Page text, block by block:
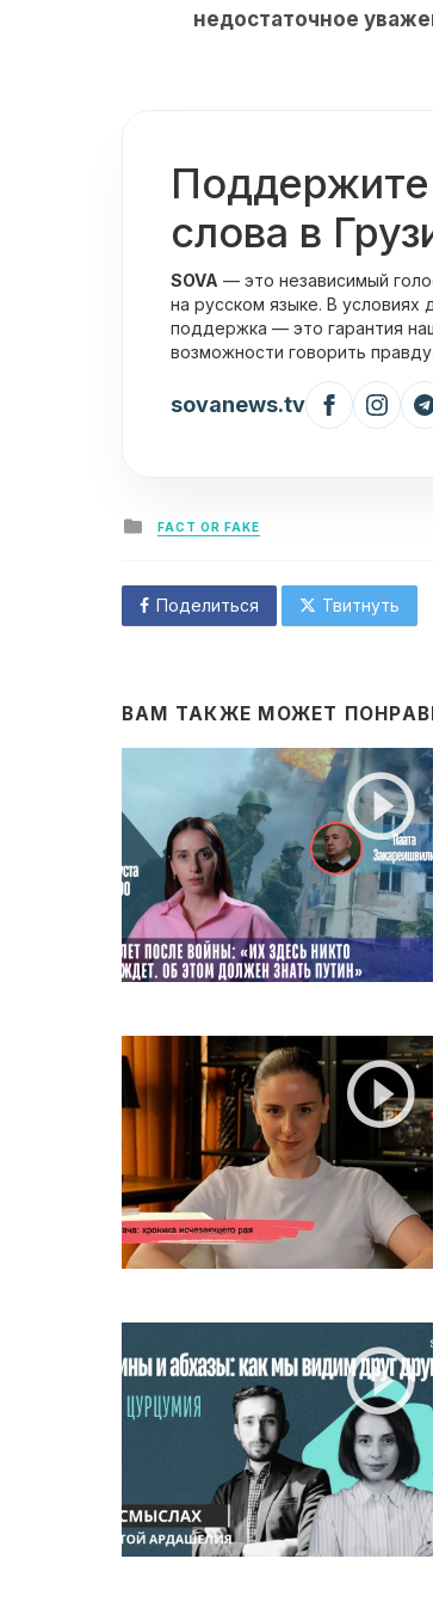
недостаточное
слова в
SOVA — это независимый
на русском языке. В условиях
поддержка — это гарантия
возможности говорить правду.
sovanews.tv
Posted
in
FACT OR FAKE
Поделиться Твитнуть
ВАМ ТАКЖЕ МОЖЕТ